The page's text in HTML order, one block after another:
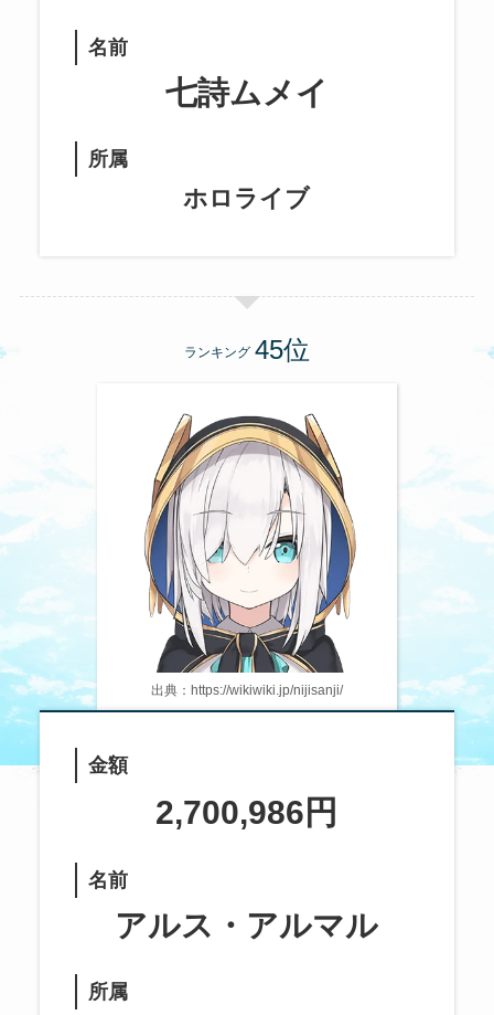
名前
七詩ムメイ
所属
ホロライブ
ランキング
出典：https://wikiwiki.jp/nijisanji/
金額
2,700,986円
名前
アルス・アルマル
所属